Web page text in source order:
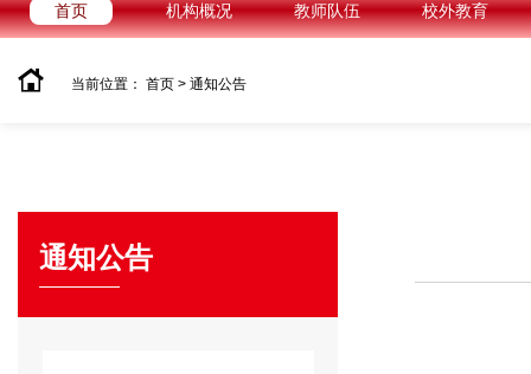
首页 机构概况 教师队伍 校外教育
当前位置： 首页 > 通知公告
通知公告